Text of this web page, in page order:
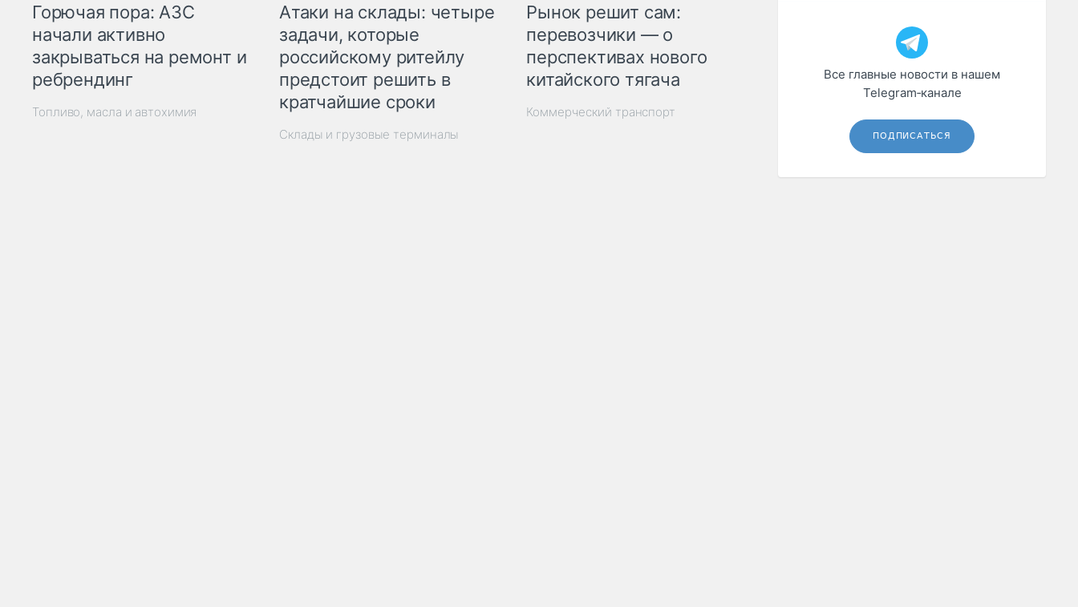
Горючая пора: АЗС
начали активно
закрываться на ремонт и
ребрендинг
Топливо, масла и автохимия
Атаки на склады: четыре
задачи, которые
российскому ритейлу
предстоит решить в
кратчайшие сроки
Склады и грузовые терминалы
Рынок решит сам:
перевозчики — о
перспективах нового
китайского тягача
Коммерческий транспорт
Все главные новости в нашем
Telegram‑канале
ПОДПИСАТЬСЯ